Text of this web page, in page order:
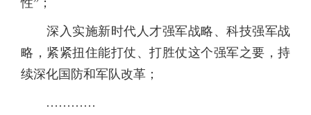
性”；
深入实施新时代人才强军战略、科技强军战
略，紧紧扭住能打仗、打胜仗这个强军之要，持
续深化国防和军队改革；
…………